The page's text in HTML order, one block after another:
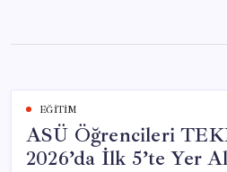
content
EĞITIM
ASÜ Öğrencileri
2026’da İlk 5’te Yer